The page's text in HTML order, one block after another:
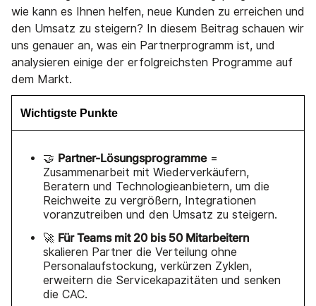
wie kann es Ihnen helfen, neue Kunden zu erreichen und
den Umsatz zu steigern? In diesem Beitrag schauen wir
uns genauer an, was ein Partnerprogramm ist, und
analysieren einige der erfolgreichsten Programme auf
dem Markt.
Wichtigste Punkte
🤝 Partner-Lösungsprogramme=
Zusammenarbeit mit Wiederverkäufern,
Beratern und Technologieanbietern, um die
Reichweite zu vergrößern, Integrationen
voranzutreiben und den Umsatz zu steigern.
🚀 Für Teams mit 20 bis 50 Mitarbeitern
skalieren Partner die Verteilung ohne
Personalaufstockung, verkürzen Zyklen,
erweitern die Servicekapazitäten und senken
die CAC.